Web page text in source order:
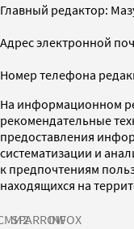
Главный редактор:
Адрес электронной
Номер телефона
На информационном
рекомендательные
предоставления
систематизации и
к предпочтениям
находящихся на
SPARROWINFOX